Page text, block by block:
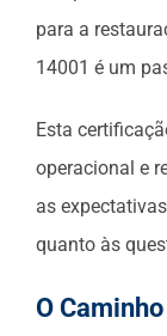
para a
14001 é um
Esta
operacional e
as
quanto às
O